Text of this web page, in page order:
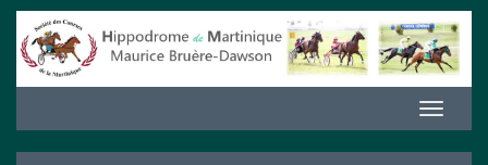
Aller
contenu
Afficher/
la